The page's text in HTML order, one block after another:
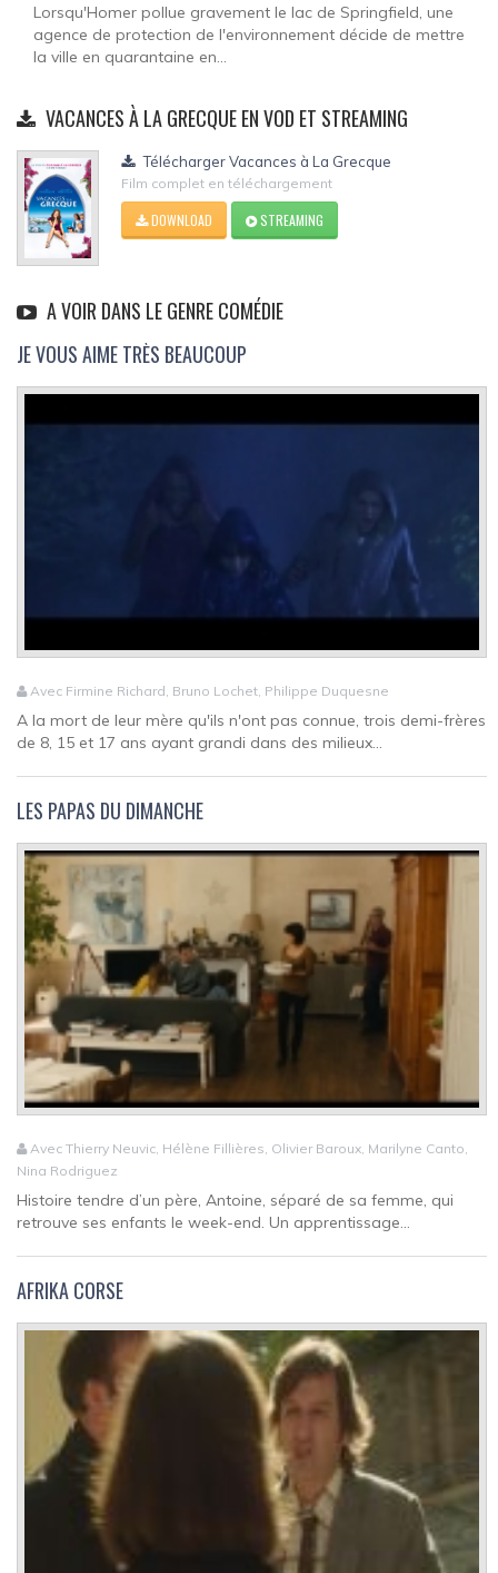
Lorsqu'Homer pollue gravement le lac de Springfield, une
agence de protection de l'environnement décide de mettre
la ville en quarantaine en...
VACANCES À LA GRECQUE EN VOD ET STREAMING
Télécharger Vacances à La Grecque
Film complet en téléchargement
DOWNLOAD STREAMING
A VOIR DANS LE GENRE COMÉDIE
JE VOUS AIME TRÈS BEAUCOUP
Avec Firmine Richard, Bruno Lochet, Philippe Duquesne
A la mort de leur mère qu'ils n'ont pas connue, trois demi-frères
de 8, 15 et 17 ans ayant grandi dans des milieux...
LES PAPAS DU DIMANCHE
Avec Thierry Neuvic, Hélène Fillières, Olivier Baroux, Marilyne Canto,
Nina Rodriguez
Histoire tendre d’un père, Antoine, séparé de sa femme, qui
retrouve ses enfants le week-end. Un apprentissage...
AFRIKA CORSE